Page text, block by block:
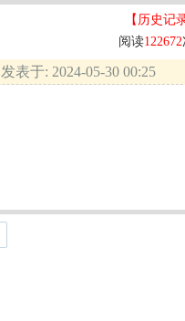
【历史记
阅读122672
发表于: 2024-05-30 00:25